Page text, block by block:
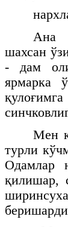
Ана
шахсан
- дам
ярмарка
Мен
турли
Одамлар
қилишар,